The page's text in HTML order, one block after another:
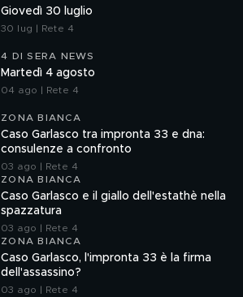
Giovedì 30 luglio
30 lug | Rete 4
4 DI SERA NEWS
Martedì 4 agosto
04 ago | Rete 4
ZONA BIANCA
Caso Garlasco tra impronta 33 e dna:
consulenze a confronto
03 ago | Rete 4
ZONA BIANCA
Caso Garlasco e il giallo dell'estathè nella
spazzatura
03 ago | Rete 4
ZONA BIANCA
Caso Garlasco, l'impronta 33 è la firma
dell'assassino?
03 ago | Rete 4